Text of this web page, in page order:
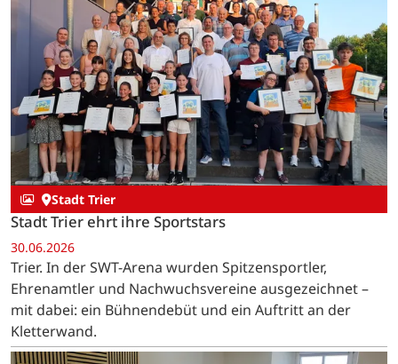
Stadt Trier
Stadt Trier ehrt ihre Sportstars
30.06.2026
Trier. In der SWT-Arena wurden Spitzensportler,
Ehrenamtler und Nachwuchsvereine ausgezeichnet –
mit dabei: ein Bühnendebüt und ein Auftritt an der
Kletterwand.